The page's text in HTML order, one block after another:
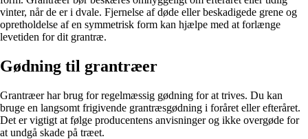
vinter, når de er i dvale. Fjernelse af døde eller beskadigede grene og
opretholdelse af en symmetrisk form kan hjælpe med at forlænge
levetiden for dit grantræ.
Gødning til grantræer
Grantræer har brug for regelmæssig gødning for at trives. Du kan
bruge en langsomt frigivende grantræsgødning i foråret eller efteråret.
Det er vigtigt at følge producentens anvisninger og ikke overgøde for
at undgå skade på træet.